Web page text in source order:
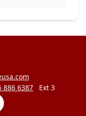
886 6387 Ext 3